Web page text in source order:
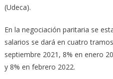
(Udeca).
En la negociación paritaria se
salarios se dará en cuatro
septiembre 2021, 8% en enero
y 8% en febrero 2022.